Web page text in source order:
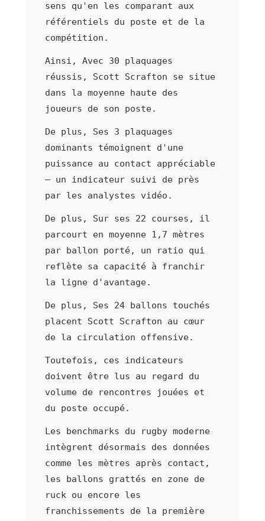
sens qu'en les comparant aux
référentiels du poste et de la
compétition.
Ainsi, Avec 30 plaquages
réussis, Scott Scrafton se situe
dans la moyenne haute des
joueurs de son poste.
De plus, Ses 3 plaquages
dominants témoignent d'une
puissance au contact appréciable
— un indicateur suivi de près
par les analystes vidéo.
De plus, Sur ses 22 courses, il
parcourt en moyenne 1,7 mètres
par ballon porté, un ratio qui
reflète sa capacité à franchir
la ligne d'avantage.
De plus, Ses 24 ballons touchés
placent Scott Scrafton au cœur
de la circulation offensive.
Toutefois, ces indicateurs
doivent être lus au regard du
volume de rencontres jouées et
du poste occupé.
Les benchmarks du rugby moderne
intègrent désormais des données
comme les mètres après contact,
les ballons grattés en zone de
ruck ou encore les
franchissements de la première